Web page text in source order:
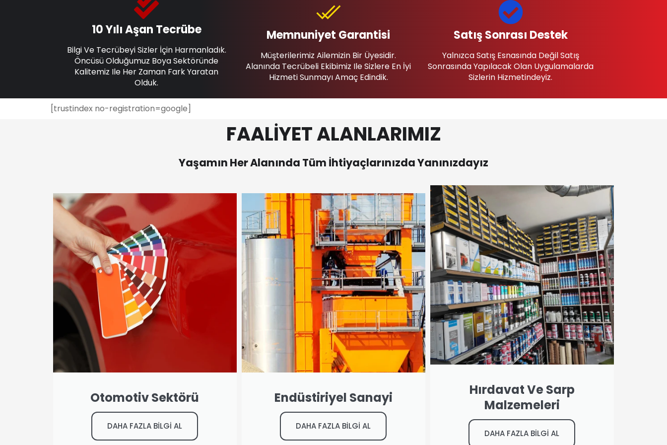
10 Yılı Aşan Tecrübe
Bilgi Ve Tecrübeyi Sizler İçin Harmanladık.
Öncüsü Olduğumuz Boya Sektöründe
Kalitemiz Ile Her Zaman Fark Yaratan
Olduk.
Memnuniyet Garantisi
Müşterilerimiz Ailemizin Bir Üyesidir.
Alanında Tecrübeli Ekibimiz Ile Sizlere En İyi
Hizmeti Sunmayı Amaç Edindik.
Satış Sonrası Destek
Yalnızca Satış Esnasında Değil Satış
Sonrasında Yapılacak Olan Uygulamalarda
Sizlerin Hizmetindeyiz.
[trustindex no-registration=google]
FAALİYET ALANLARIMIZ
Yaşamın Her Alanında Tüm İhtiyaçlarınızda Yanınızdayız
Otomotiv Sektörü
DAHA FAZLA BİLGİ AL
Endüstiriyel Sanayi
DAHA FAZLA BİLGİ AL
Hırdavat Ve Sarp
Malzemeleri
DAHA FAZLA BİLGİ AL